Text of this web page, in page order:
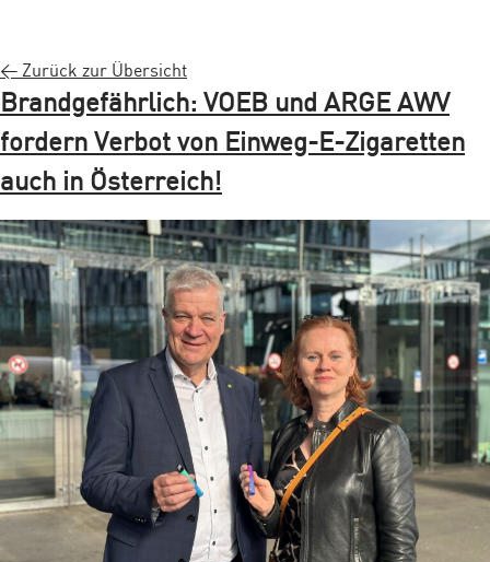
< Zurück zur Übersicht
Brandgefährlich: VOEB und ARGE AWV
fordern Verbot von Einweg-E-Zigaretten
auch in Österreich!